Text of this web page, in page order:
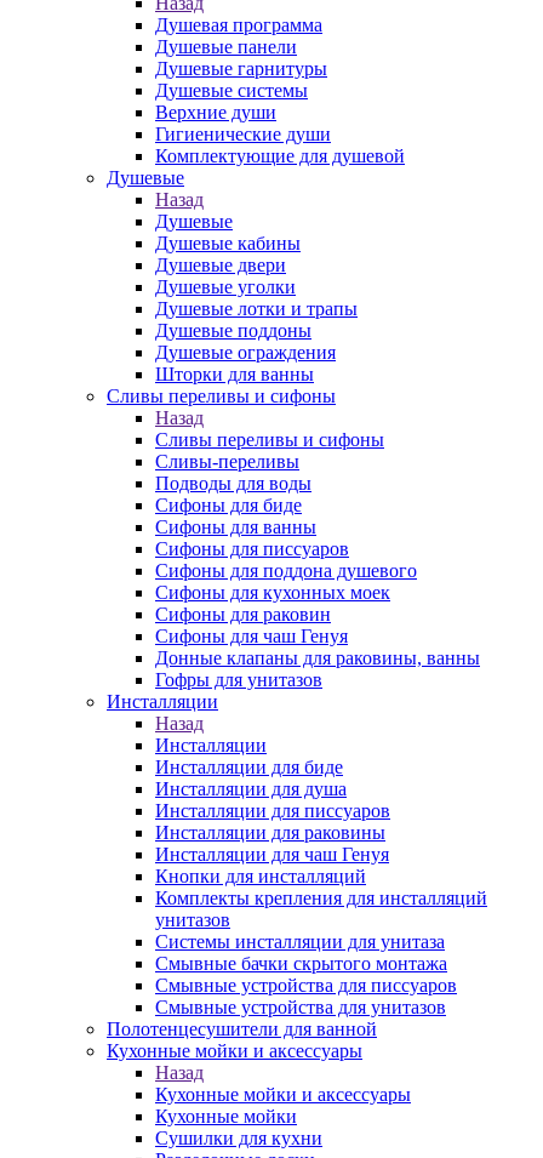
Душевая программа
Душевые панели
Душевые гарнитуры
Душевые системы
Верхние души
Гигиенические души
Комплектующие для душевой
Душевые
Назад
Душевые
Душевые кабины
Душевые двери
Душевые уголки
Душевые лотки и трапы
Душевые поддоны
Душевые ограждения
Шторки для ванны
Сливы переливы и сифоны
Назад
Сливы переливы и сифоны
Сливы-переливы
Подводы для воды
Сифоны для биде
Сифоны для ванны
Сифоны для писсуаров
Сифоны для поддона душевого
Сифоны для кухонных моек
Сифоны для раковин
Сифоны для чаш Генуя
Донные клапаны для раковины, ванны
Гофры для унитазов
Инсталляции
Назад
Инсталляции
Инсталляции для биде
Инсталляции для душа
Инсталляции для писсуаров
Инсталляции для раковины
Инсталляции для чаш Генуя
Кнопки для инсталляций
Комплекты крепления для инсталляций
унитазов
Системы инсталляции для унитаза
Смывные бачки скрытого монтажа
Смывные устройства для писсуаров
Смывные устройства для унитазов
Полотенцесушители для ванной
Кухонные мойки и аксессуары
Назад
Кухонные мойки и аксессуары
Кухонные мойки
Сушилки для кухни